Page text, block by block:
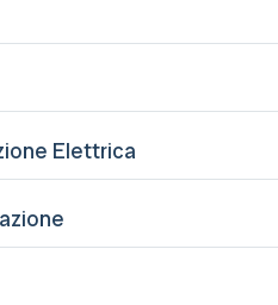
Elettrica